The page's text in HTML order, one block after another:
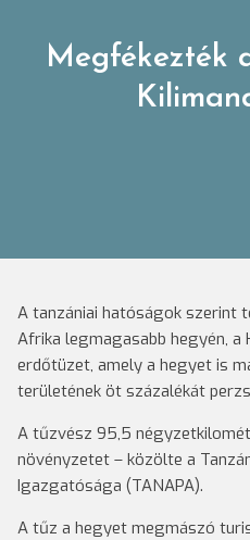
Megfékezték
A tanzániai hatóságok szerint
Afrika legmagasabb hegyén, a
erdőtüzet, amely a hegyet is
területének öt százalékát
A tűzvész 95,5
növényzetet – közölte a
Igazgatósága (TANAPA).
A tűz a hegyet megmászó